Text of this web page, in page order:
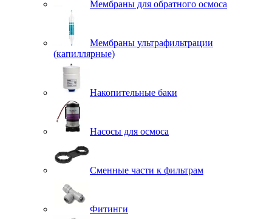
Мембраны для обратного осмоса
Мембраны ультрафильтрации
(капиллярные)
Накопительные баки
Насосы для осмоса
Сменные части к фильтрам
Фитинги